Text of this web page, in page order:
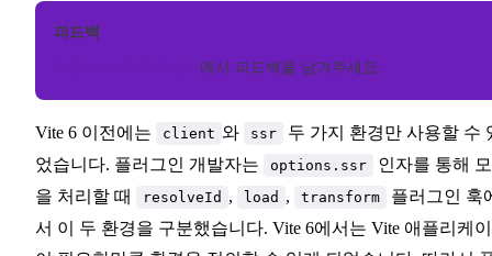
피드백
에서 피드백을 남겨주세요.
Vite 6 이전에는 client 와 ssr
두 가지 환경만 사용할 수
었습니다. 플러그인 개발자는
options.ssr
인자를 통해
을 처리할 때
resolveId , load , transform
플러그인 훅
서 이 두 환경을 구분했습니다. Vite 6에서는 Vite 애플리케